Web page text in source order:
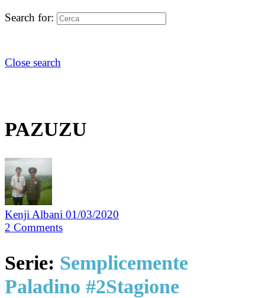
Search for:
Close search
PAZUZU
Kenji Albani 01/03/2020
2 Comments
Serie: Semplicemente
Paladino #2Stagione